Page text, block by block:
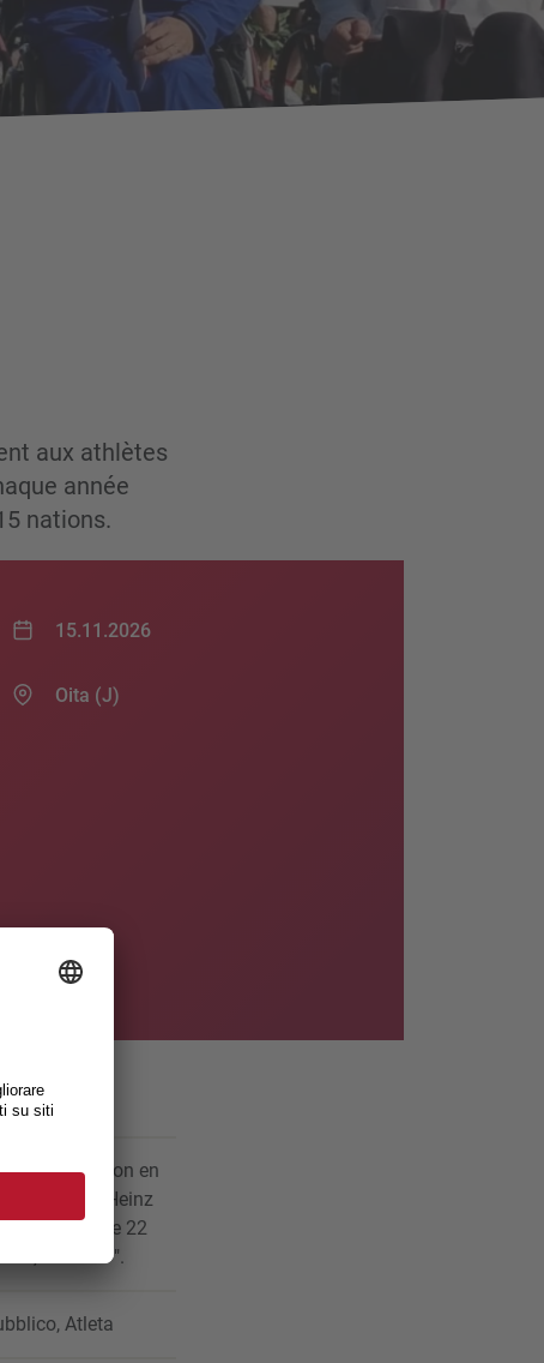
aux athlètes
année
nations.
15.11.2026
Oita (J)
Marathon en
1999 par Heinz
Frei, vieux de 22
1h, 17' et 47".
Atleta